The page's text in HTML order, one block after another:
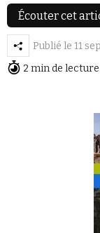
Écouter cet
Publié le 11
2 min de lecture